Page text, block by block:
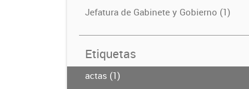
Jefatura de Gabinete y Gobierno (1)
Etiquetas
actas (1)